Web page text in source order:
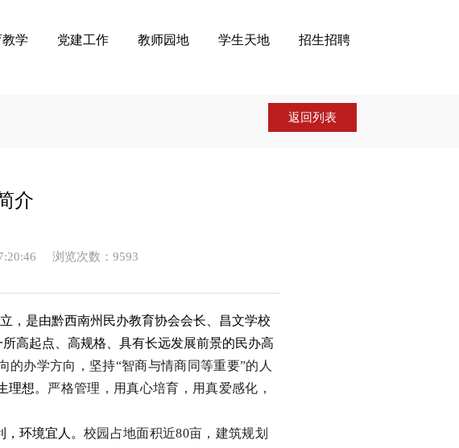
学 党建工作 教师园地 学生天地 招生招聘
返回列表
介
浏览次数： 9593
，是由黔西南州民办教育协会会长、昌文学校
高起点、高规格、具有长远发展前景的民办高
的办学方向，坚持“智商与情商同等重要”的人
理想。 严格管理，用真心培育，用真爱感化，
环境宜人。 校园占地面积近80亩，建筑规划